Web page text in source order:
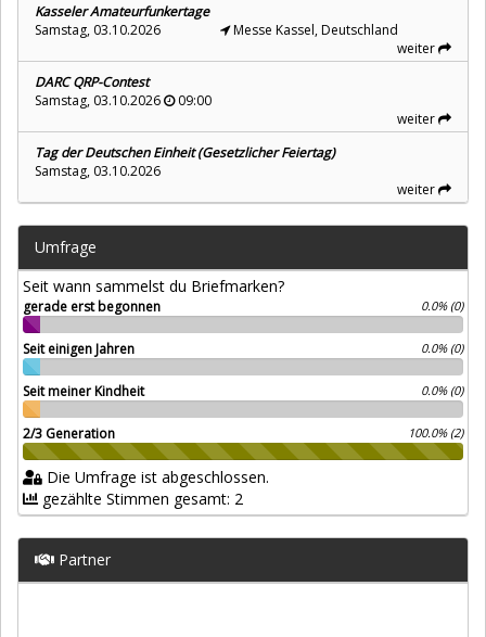
Kasseler Amateurfunkertage
Samstag, 03.10.2026
Messe Kassel, Deutschland
weiter
DARC QRP-Contest
Samstag, 03.10.2026
09:00
weiter
Tag der Deutschen Einheit (Gesetzlicher Feiertag)
Samstag, 03.10.2026
weiter
Umfrage
Seit wann sammelst du Briefmarken?
gerade erst begonnen 0.0% (0)
Seit einigen Jahren 0.0% (0)
Seit meiner Kindheit 0.0% (0)
2/3 Generation 100.0% (2)
Die Umfrage ist abgeschlossen.
gezählte Stimmen gesamt: 2
Partner